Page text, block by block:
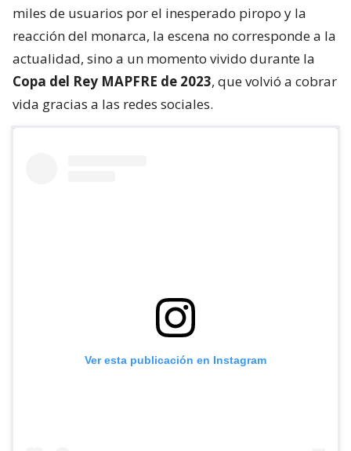
miles de usuarios por el inesperado piropo y la
reacción del monarca, la escena no corresponde a la
actualidad, sino a un momento vivido durante la
Copa del Rey MAPFRE de 2023, que volvió a cobrar
vida gracias a las redes sociales.
Ver esta publicación en Instagram